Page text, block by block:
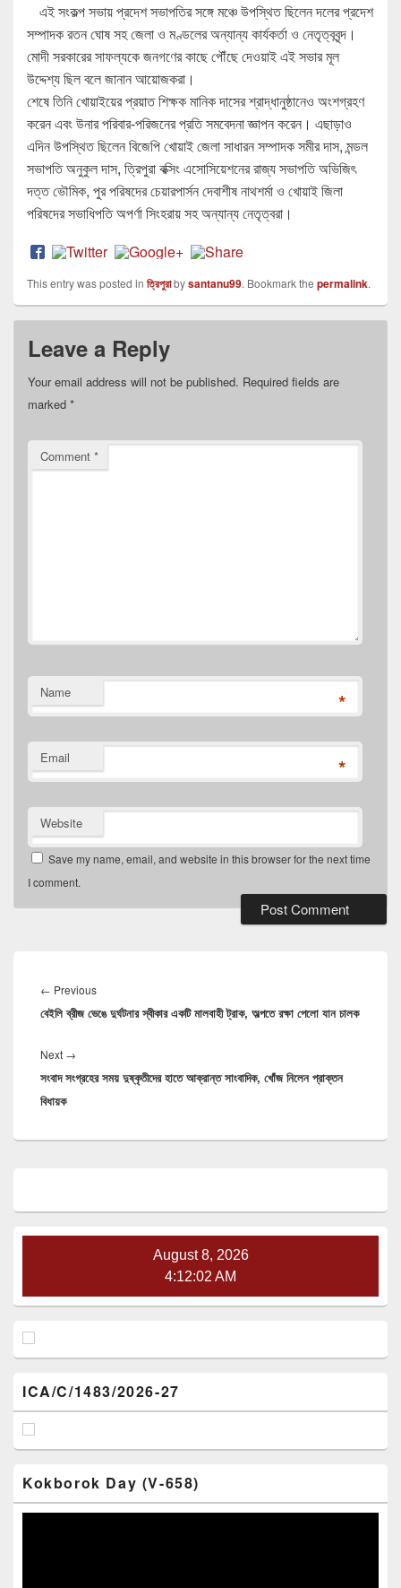
এই সংকল্প সভায় প্রদেশ সভাপতির সঙ্গে মঞ্চে উপস্থিত ছিলেন দলের প্রদেশ
সম্পাদক রতন ঘোষ সহ জেলা ও মণ্ডলের অন্যান্য কার্যকর্তা ও নেতৃত্ববৃন্দ।
মোদী সরকারের সাফল্যকে জনগণের কাছে পৌঁছে দেওয়াই এই সভার মূল
উদ্দেশ্য ছিল বলে জানান আয়োজকরা।
শেষে তিনি খোয়াইয়ের প্রয়াত শিক্ষক মানিক দাসের শ্রাদ্ধানুষ্ঠানেও অংশগ্রহণ
করেন এবং উনার পরিবার-পরিজনের প্রতি সমবেদনা জ্ঞাপন করেন। এছাড়াও
এদিন উপস্থিত ছিলেন বিজেপি খোয়াই জেলা সাধারন সম্পাদক সমীর দাস, মন্ডল
সভাপতি অনুকুল দাস, ত্রিপুরা বক্সিং এসোসিয়েশনের রাজ্য সভাপতি অভিজিৎ
দত্ত ভৌমিক, পুর পরিষদের চেয়ারপার্সন দেবাশীষ নাথশর্মা ও খোয়াই জিলা
পরিষদের সভাধিপতি অপর্ণা সিংহরায় সহ অন্যান্য নেতৃত্বরা।
This entry was posted in ত্রিপুরাbysantanu99. Bookmark the permalink.
Leave a Reply
Your email address will not be published. Required fields are
marked *
Comment *
Name *
Email *
Website
Save my name, email, and website in this browser for the next time
I comment.
navigation
← PreviousPrevious
post:
বেইলি ব্রীজ ভেঙে দুর্ঘটনার স্বীকার একটি মালবাহী ট্রাক, অল্পতে রক্ষা পেলো যান চালক
Next →
post:
সংবাদ সংগ্রহের সময় দুষ্কৃতীদের হাতে আক্রান্ত সাংবাদিক, খোঁজ নিলেন প্রাক্তন
বিধায়ক
Widget
August 8, 2026
4:12:02 AM
ICA/C/1483/2026-27
Kokborok Day (V-658)